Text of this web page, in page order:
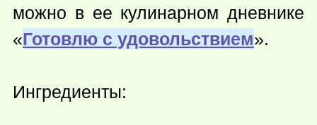
можно в ее кулинарном дневнике
«Готовлю с удовольствием».
Ингредиенты: